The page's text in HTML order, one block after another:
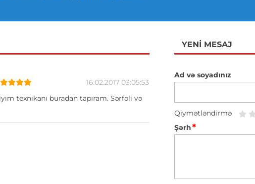
16.02.2017 03:05:53
texnikanı buradan tapıram. Sərfəli və
YENI MESAJ
Ad və soyadınız
Qiymətləndirmə
Şərh*